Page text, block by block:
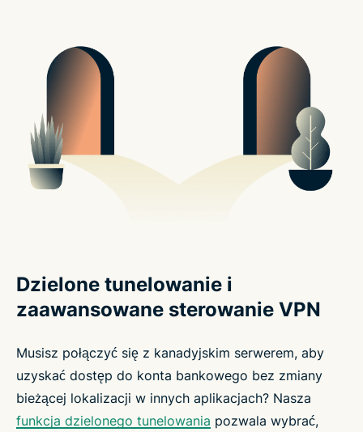
Dzielone tunelowanie i
zaawansowane sterowanie VPN
Musisz połączyć się z kanadyjskim serwerem, aby
uzyskać dostęp do konta bankowego bez zmiany
bieżącej lokalizacji w innych aplikacjach? Nasza
funkcja dzielonego tunelowania pozwala wybrać,